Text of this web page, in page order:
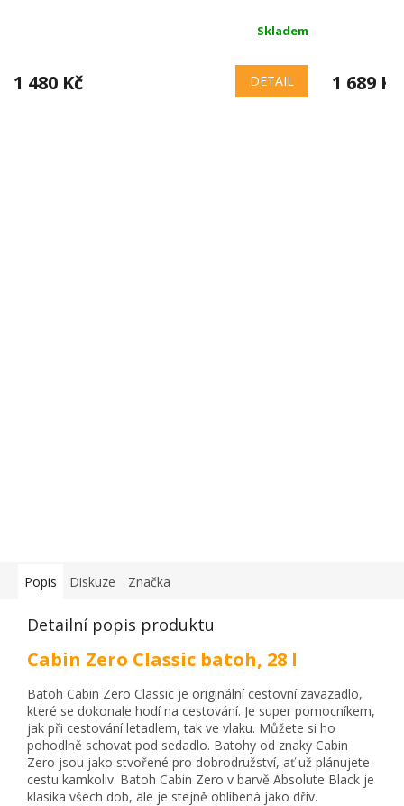
Skladem
1 480 Kč DETAIL 1 689 Kč
Popis Diskuze Značka
Detailní popis produktu
Cabin Zero Classic batoh, 28 l
Batoh Cabin Zero Classic je originální cestovní zavazadlo,
které se dokonale hodí na cestování. Je super pomocníkem,
jak při cestování letadlem, tak ve vlaku. Můžete si ho
pohodlně schovat pod sedadlo. Batohy od znaky Cabin
Zero jsou jako stvořené pro dobrodružství, ať už plánujete
cestu kamkoliv. Batoh Cabin Zero v barvě Absolute Black je
klasika všech dob, ale je stejně oblíbená jako dřív.